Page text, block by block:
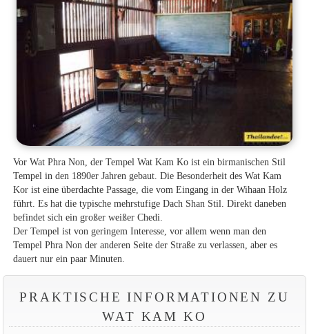
Vor Wat Phra Non, der Tempel Wat Kam Ko ist ein birmanischen Stil
Tempel in den 1890er Jahren gebaut. Die Besonderheit des Wat Kam
Kor ist eine überdachte Passage, die vom Eingang in der Wihaan Holz
führt. Es hat die typische mehrstufige Dach Shan Stil. Direkt daneben
befindet sich ein großer weißer Chedi.
Der Tempel ist von geringem Interesse, vor allem wenn man den
Tempel Phra Non der anderen Seite der Straße zu verlassen, aber es
dauert nur ein paar Minuten.
PRAKTISCHE INFORMATIONEN ZU
WAT KAM KO